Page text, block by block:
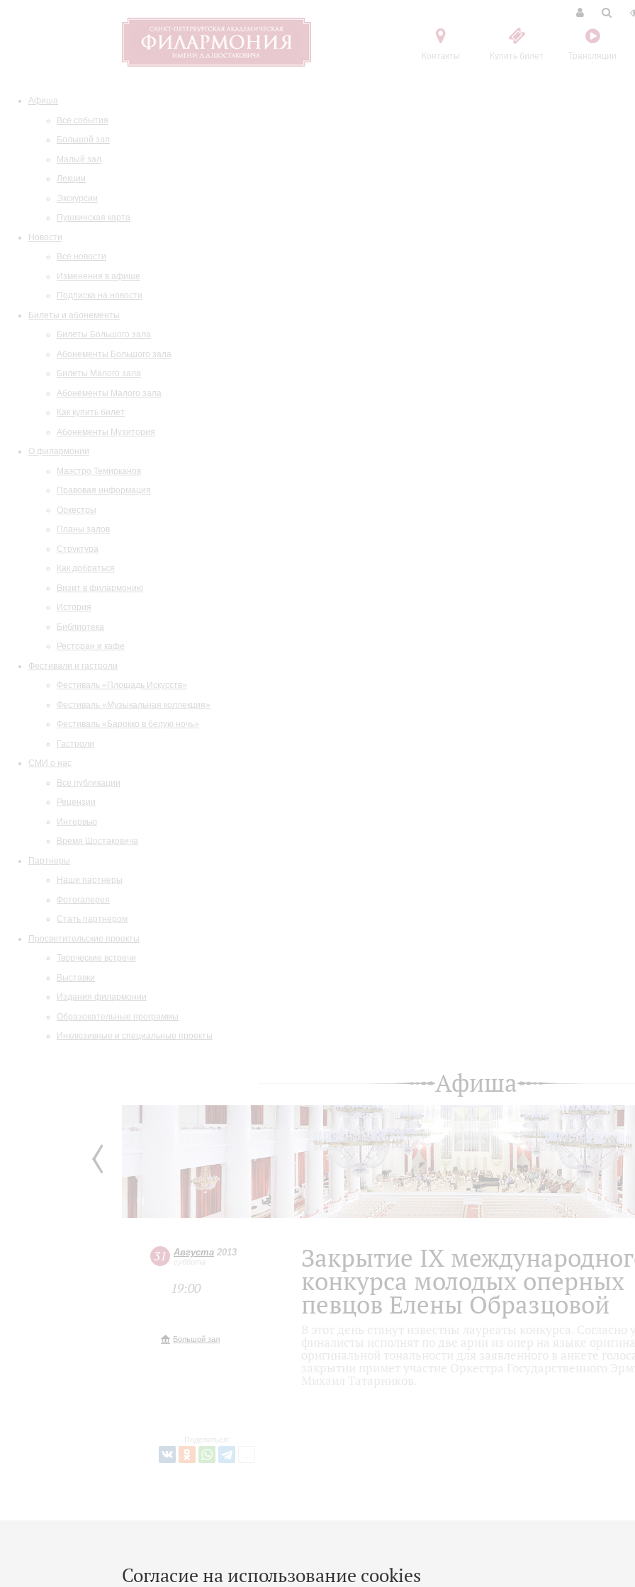
Контакты Купить билет Трансляции
Афиша
Все события
Большой зал
Малый зал
Лекции
Экскурсии
Пушкинская карта
Новости
Все новости
Изменения в афише
Подписка на новости
Билеты и абонементы
Билеты Большого зала
Абонементы Большого зала
Билеты Малого зала
Абонементы Малого зала
Как купить билет
Абонементы Музитория
О филармонии
Маэстро Темирканов
Правовая информация
Оркестры
Планы залов
Структура
Как добраться
Визит в филармонию
История
Библиотека
Ресторан и кафе
Фестивали и гастроли
Фестиваль «Площадь Искусств»
Фестиваль «Музыкальная коллекция»
Фестиваль «Барокко в белую ночь»
Гастроли
СМИ о нас
Все публикации
Рецензии
Интервью
Время Шостаковича
Партнеры
Наши партнеры
Фотогалерея
Стать партнером
Просветительские проекты
Творческие встречи
Выставки
Издания филармонии
Образовательные программы
Инклюзивные и специальные проекты
Согласие на использование cookies
Афиша
31 Августа 2013
суббота
19:00
Большой зал
Поделиться:
Закрытие IX
конкурса молодых оперных
певцов Елены Образцовой